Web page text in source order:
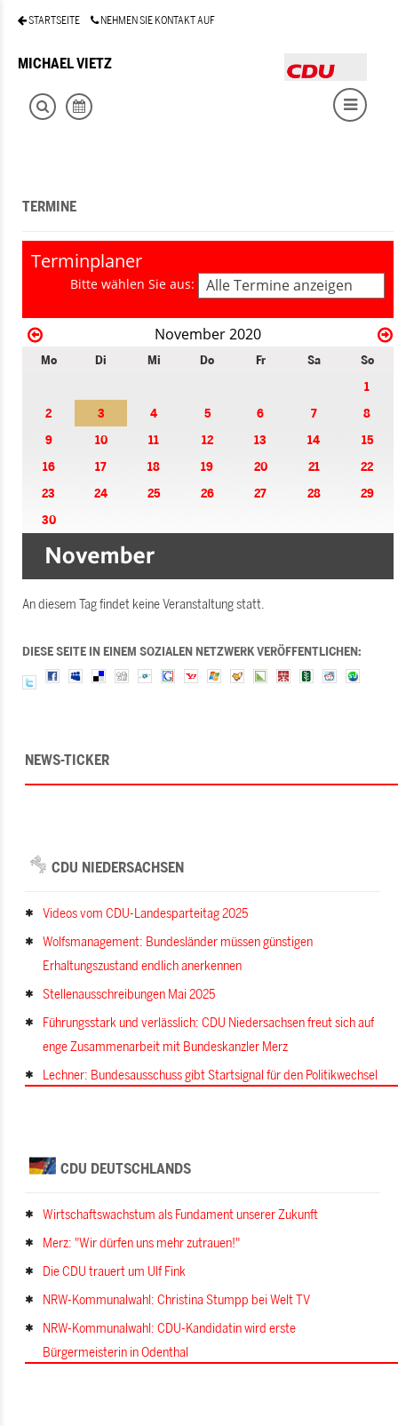
STARTSEITE NEHMEN SIE KONTAKT AUF
MICHAEL VIETZ
TERMINE
Terminplaner
Bitte wählen Sie aus: Alle Termine anzeigen
November 2020
Mo Di Mi Do Fr Sa
So
1
2
3 4 5 6 7
8
9
10 11 12 13 14
15
16
17 18 19 20 21
22
23
24 25 26 27 28
29
30
An diesem Tag findet keine Veranstaltung statt.
DIESE SEITE IN EINEM SOZIALEN NETZWERK VERÖFFENTLICHEN:
NEWS-TICKER
CDU NIEDERSACHSEN
Videos vom CDU-Landesparteitag 2025
Wolfsmanagement: Bundesländer müssen günstigen
Erhaltungszustand endlich anerkennen
Stellenausschreibungen Mai 2025
Führungsstark und verlässlich: CDU Niedersachsen freut sich auf
enge Zusammenarbeit mit Bundeskanzler Merz
Lechner: Bundesausschuss gibt Startsignal für den Politikwechsel
CDU DEUTSCHLANDS
Wirtschaftswachstum als Fundament unserer Zukunft
Merz: "Wir dürfen uns mehr zutrauen!"
Die CDU trauert um Ulf Fink
NRW-Kommunalwahl: Christina Stumpp bei Welt TV
NRW-Kommunalwahl: CDU-Kandidatin wird erste
Bürgermeisterin in Odenthal